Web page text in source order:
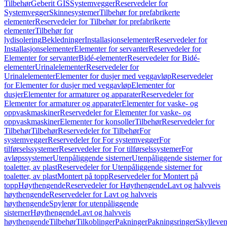
TilbehørGeberit GISSystemveggerReservedeler for
SystemveggerSkinnesystemerTilbehør for prefabrikerte
elementerReservedeler for Tilbehør for prefabrikerte
elementerTilbehør for
lydisoleringBekledningerInstallasjonselementerReservedeler for
InstallasjonselementerElementer for servanterReservedeler for
Elementer for servanterBidé-elementerReservedeler for Bidé-
elementerUrinalelementerReservedeler for
UrinalelementerElementer for dusjer med veggavløpReservedeler
for Elementer for dusjer med veggavløpElementer for
dusjerElementer for armaturer og apparaterReservedeler for
Elementer for armaturer og apparaterElementer for vaske- og
oppvaskmaskinerReservedeler for Elementer for vaske- og
oppvaskmaskinerElementer for konsollerTilbehørReservedeler for
TilbehørTilbehørReservedeler for TilbehørFor
systemveggerReservedeler for For systemveggerFor
tilførselssystemerReservedeler for For tilførselssystemerFor
avløpssystemerUtenpåliggende sisternerUtenpåliggende sisterner for
toaletter, av plastReservedeler for Utenpåliggende sisterner for
toaletter, av plastMontert på toppReservedeler for Montert på
toppHøythengendeReservedeler for HøythengendeLavt og halvveis
høythengendeReservedeler for Lavt og halvveis
høythengendeSpylerør for utenpåliggende
sisternerHøythengendeLavt og halvveis
høythengendeTilbehørTilkoblingerPakningerPakningsringer